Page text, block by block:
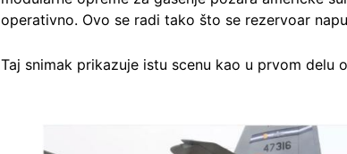
operativno. Ovo se radi tako što se rezervoar
Taj snimak prikazuje istu scenu kao u prvom delu